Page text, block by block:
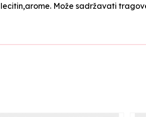
lecitin,arome. Može sadržavati